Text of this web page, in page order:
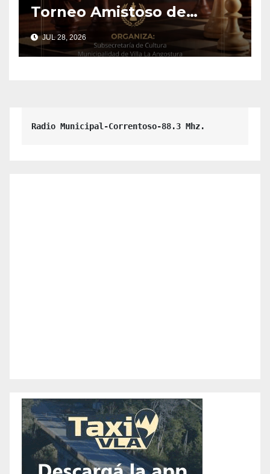
Torneo Amistoso de
Ajedrez.
JUL 28, 2026
Radio Municipal-Correntoso-88.3 Mhz.